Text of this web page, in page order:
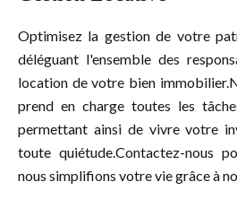
Optimisez la gestion de votre
déléguant l'ensemble des
location de votre bien
prend en charge toutes les
permettant ainsi de vivre votre
toute quiétude.Contactez-nous
nous simplifions votre vie grâce à